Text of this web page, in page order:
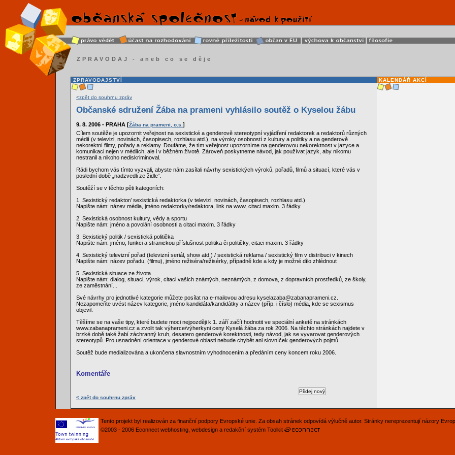
ZPRAVODAJ - aneb co se děje
ZPRAVODAJSTVÍ
<zpět do souhrnu zpráv
Občanské sdružení Žába na prameni vyhlásilo soutěž o Kyselou žábu
9. 8. 2006 - PRAHA [Žába na prameni, o.s. ]
Cílem soutěže je upozornit veřejnost na sexistické a genderově stereotypní vyjádření redaktorek a redaktorů různých
médií (v televizi, novinách, časopisech, rozhlasu atd.), na výroky osobností z kultury a politiky a na genderově
nekorektní filmy, pořady a reklamy. Doufáme, že tím veřejnost upozorníme na genderovou nekorektnost v jazyce a
komunikaci nejen v médiích, ale i v běžném životě. Zároveň poskytneme návod, jak používat jazyk, aby nikomu
nestranil a nikoho nediskriminoval.
Rádi bychom vás tímto vyzvali, abyste nám zasílali návrhy sexistických výroků, pořadů, filmů a situací, které vás v
poslední době „nadzvedli ze židle“.
Soutěží se v těchto pěti kategoriích:
1. Sexistický redaktor/ sexistická redaktorka (v televizi, novinách, časopisech, rozhlasu atd.)
Napište nám: název média, jméno redaktorky/redaktora, link na www, citaci maxim. 3 řádky
2. Sexistická osobnost kultury, vědy a sportu
Napište nám: jméno a povolání osobnosti a citaci maxim. 3 řádky
3. Sexistický politik / sexistická politička
Napište nám: jméno, funkci a stranickou příslušnost politika či političky, citaci maxim. 3 řádky
4. Sexistický televizní pořad (televizní seriál, show atd.) / sexistická reklama / sexistický film v distribuci v kinech
Napište nám: název pořadu, (filmu), jméno režiséra/režisérky, případně kde a kdy je možné dílo zhlédnout
5. Sexistická situace ze života
Napište nám: dialog, situaci, výrok, citaci vašich známých, neznámých, z domova, z dopravních prostředků, ze školy,
ze zaměstnání...
Své návrhy pro jednotlivé kategorie můžete posílat na e-mailovou adresu kyselazaba@zabanaprameni.cz.
Nezapomeňte uvést název kategorie, jméno kandidáta/kandidátky a název (příp. i číslo) média, kde se sexismus
objevil.
Těšíme se na vaše tipy, které budete moci nejpozději k 1. září začít hodnotit ve speciální anketě na stránkách
www.zabanaprameni.cz a zvolit tak výherce/výherkyni ceny Kyselá žába za rok 2006. Na těchto stránkách najdete v
brzké době také žabí záchranný kruh, desatero genderové korektnosti, tedy návod, jak se vyvarovat genderových
stereotypů. Pro usnadnění orientace v genderové oblasti nebude chybět ani slovníček genderových pojmů.
Soutěž bude medializována a ukončena slavnostním vyhodnocením a předáním ceny koncem roku 2006.
Komentáře
< zpět do souhrnu zpráv
KALENDÁŘ AKCÍ
Tento projekt byl realizován za finanční podpory Evropské unie. Za obsah stránek odpovídá výlučně autor. Stránky nereprezentují názory
©2003 - 2006 Econnect webhosting webdesign a redakční systém Toolkit